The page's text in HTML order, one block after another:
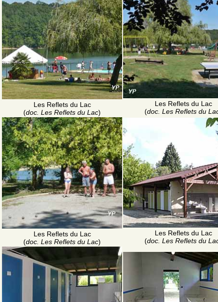
Les Reflets du Lac
(doc. Les Reflets du Lac)
Les Reflets du Lac
(doc. Les Reflets du
Les Reflets du Lac
(doc. Les Reflets du Lac)
Les Reflets du Lac
(doc. Les Reflets du